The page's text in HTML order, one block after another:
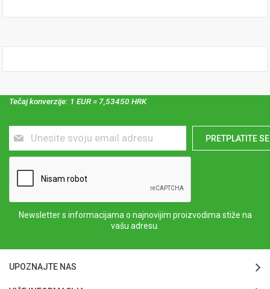
Tečaj konverzije: 1 EUR = 7,53450 HRK
Prijavite
se
PRETPLATITE SE
Newsletter s informacijama o najnovijim proizvodima stiže na
vašu adresu.
UPOZNAJTE NAS